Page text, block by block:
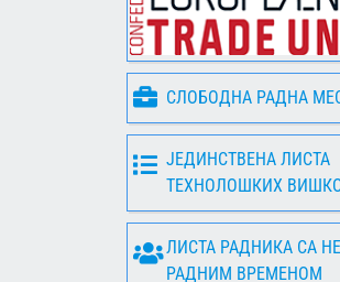
СЛОБОДНА РАДНА
ЈЕДИНСТВЕНА ЛИСТА
ТЕХНОЛОШКИХ
ЛИСТА РАДНИКА СА
РАДНИМ ВРЕМЕНОМ